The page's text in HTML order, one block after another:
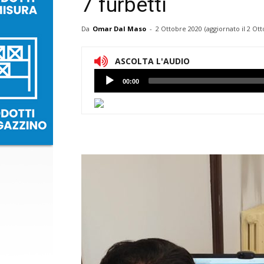
7 furbetti
Da Omar Dal Maso - 2 Ottobre 2020 (aggiornato il 2
ASCOLTA L'AUDIO
Lettore
Audio
00:00